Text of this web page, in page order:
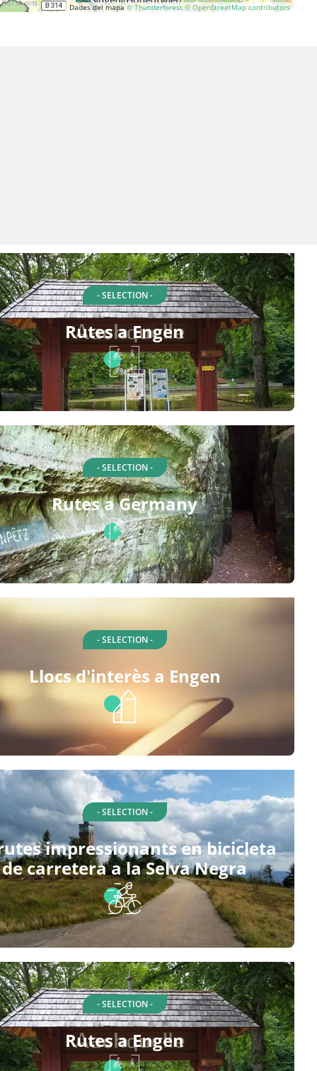
Dades del mapa© Thunderforest © OpenStreetMap contributors
- SELECTION -
Rutes a Engen
- SELECTION -
Rutes a Germany
- SELECTION -
Llocs d'interès a Engen
- SELECTION -
impressionants en bicicleta
de carretera a la Selva Negra
- SELECTION -
Rutes a Engen